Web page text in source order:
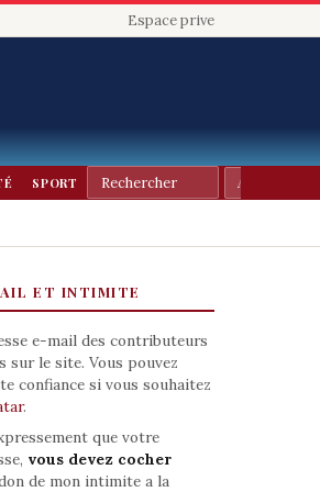
Espace prive
SPORT
ET INTIMITE
e-mail des contributeurs
sur le site. Vous pouvez
confiance si vous souhaitez
.
que votre
vous devez cocher
de mon intimite a la